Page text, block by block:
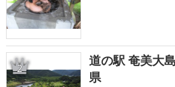
2
道の駅 奄美大
県